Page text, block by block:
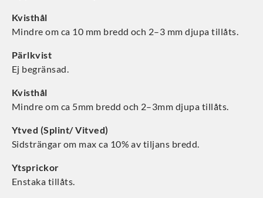
Kvisthål
Mindre om ca 10 mm bredd och 2–3 mm djupa tillåts.
Pärlkvist
Ej begränsad.
Kvisthål
Mindre om ca 5mm bredd och 2–3mm djupa tillåts.
Ytved (Splint/ Vitved)
Sidsträngar om max ca 10% av tiljans bredd.
Ytsprickor
Enstaka tillåts.